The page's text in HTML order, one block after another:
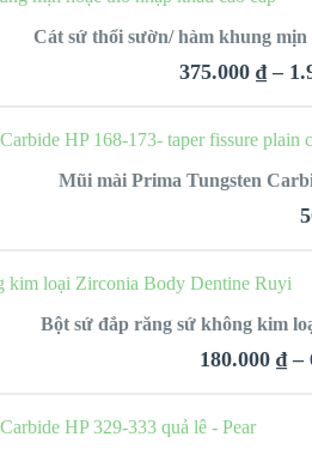
VIEW
Cát sứ thổi sườn/ hàm khung mịn
375.000 ₫ –
CHỌN
Mũi mài Prima Tungsten
CHỌN
Bột sứ đắp răng sứ không kim
180.000 ₫ –
CHỌN